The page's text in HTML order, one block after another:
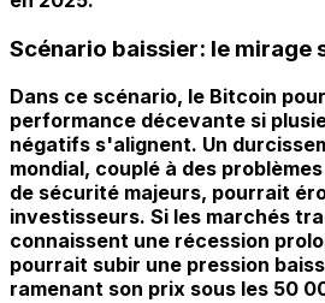
Scénario baissier: le mirage
Dans ce scénario, le Bitcoin
performance décevante si
négatifs s'alignent. Un
mondial, couplé à des
de sécurité majeurs, pourrait
investisseurs. Si les marchés
connaissent une récession
pourrait subir une pression
ramenant son prix sous les 50